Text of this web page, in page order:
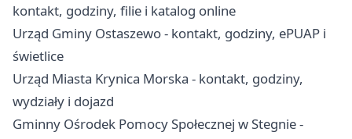
kontakt, godziny, filie i katalog online
Urząd Gminy Ostaszewo - kontakt, godziny, ePUAP i
świetlice
Urząd Miasta Krynica Morska - kontakt, godziny,
wydziały i dojazd
Gminny Ośrodek Pomocy Społecznej w Stegnie -